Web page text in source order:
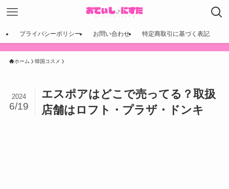
プライバシーポリシー お問い合わせ 特定商取引に基づく表記
ホーム 韓国コスメ
エスポアはどこで売ってる？取扱
店舗はロフト・プラザ・ドンキ
2024
6/19